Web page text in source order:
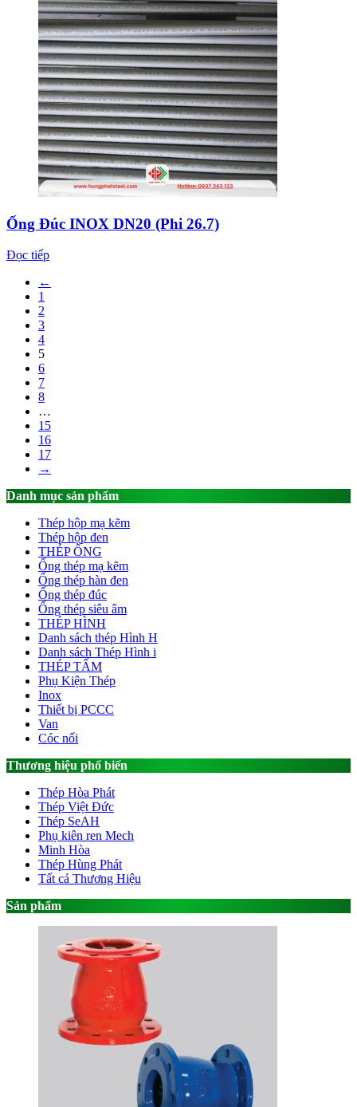
Ống Đúc INOX DN20 (Phi 26.7)
Đọc tiếp
←
1
2
3
4
5
6
7
8
…
15
16
17
→
Danh mục sản phẩm
Thép hộp mạ kẽm
Thép hộp đen
THÉP ỐNG
Ống thép mạ kẽm
Ống thép hàn đen
Ống thép đúc
Ống thép siêu âm
THÉP HÌNH
Danh sách thép Hình H
Danh sách Thép Hình i
THÉP TẤM
Phụ Kiện Thép
Inox
Thiết bị PCCC
Van
Cóc nối
Thương hiệu phổ biến
Thép Hòa Phát
Thép Việt Đức
Thép SeAH
Phụ kiên ren Mech
Minh Hòa
Thép Hùng Phát
Tất cả Thương Hiệu
Sản phẩm